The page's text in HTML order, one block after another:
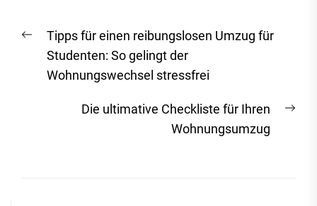
Navigation
Vorheriger
Beitrag:
Tipps für einen reibungslosen Umzug für
Studenten: So gelingt der
Wohnungswechsel stressfrei
Die ultimative Checkliste für Ihren
Wohnungsumzug